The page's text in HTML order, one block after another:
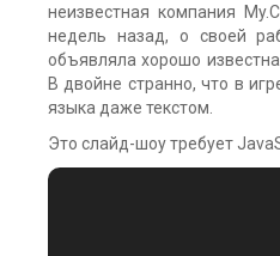
неизвестная компания
недель назад, о своей
объявляла хорошо
В двойне странно, что в
языка даже текстом.
Это слайд-шоу требует